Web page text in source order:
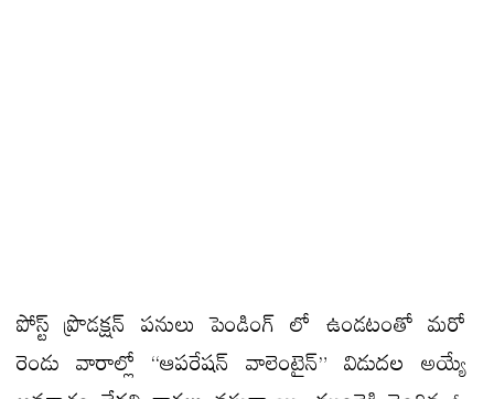
పోస్ట్ ప్రొడక్షన్ పనులు పెండింగ్ లో ఉండటంతో మరో
రెండు వారాల్లో “ఆపరేషన్ వాలెంటైన్” విడుదల అయ్యే